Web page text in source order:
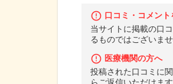
口コミ・コメン
当サイトに掲載の口
るものではございま
医療機関の方へ
投稿された口コミに